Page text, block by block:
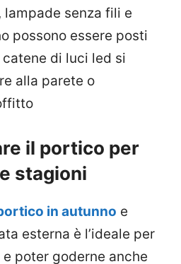
senza fili e
possono essere posti
di luci led si
alla parete o
il portico per
stagioni
in autunno e
esterna è l’ideale per
e poter goderne anche